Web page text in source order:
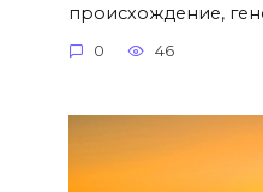
происхождение,
0 46